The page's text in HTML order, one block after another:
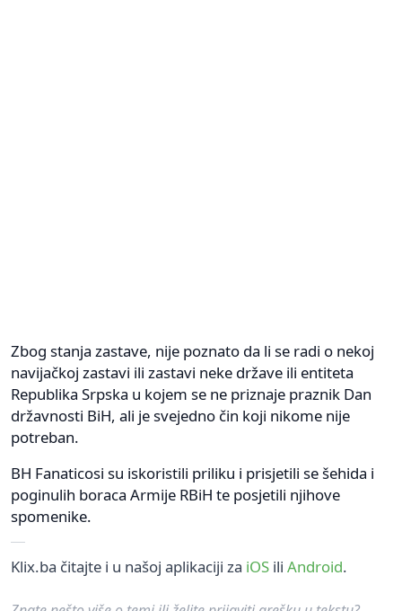
Zbog stanja zastave, nije poznato da li se radi o nekoj
navijačkoj zastavi ili zastavi neke države ili entiteta
Republika Srpska u kojem se ne priznaje praznik Dan
državnosti BiH, ali je svejedno čin koji nikome nije
potreban.
BH Fanaticosi su iskoristili priliku i prisjetili se šehida i
poginulih boraca Armije RBiH te posjetili njihove
spomenike.
Klix.ba čitajte i u našoj aplikaciji za iOS ili Android.